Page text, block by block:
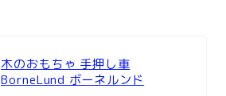
木のおもちゃ 手押し車
BorneLund ボーネルンド